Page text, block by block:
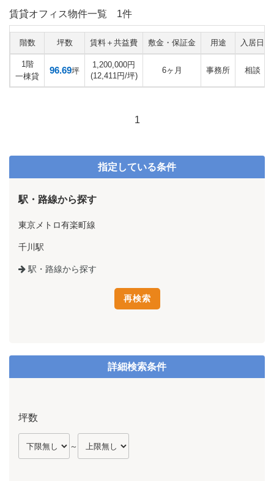
賃貸オフィス物件一覧 1件
階数 坪数 賃料＋共益費 敷金・保証金 用途 入居日
1階
一棟貸
96.69坪
1,200,000円
(12,411円/坪)
6ヶ月 事務所 相談
1
指定している条件
駅・路線から探す
東京メトロ有楽町線
千川駅
駅・路線から探す
詳細検索条件
坪数
～